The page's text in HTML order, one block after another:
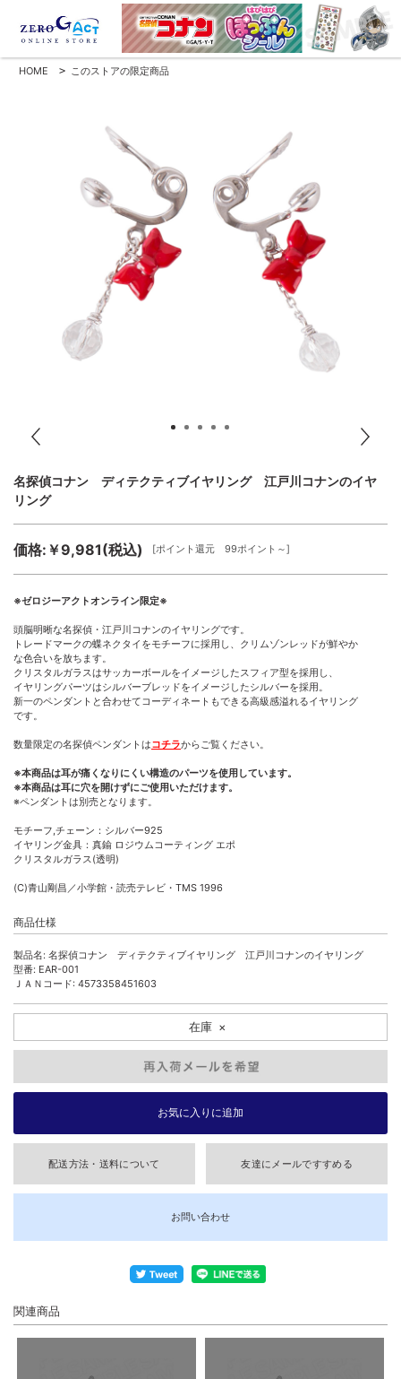
HOME > このストアの限定商品
名探偵コナン ディテクティブイヤリング 江戸川コナンのイヤ
リング
価格:￥9,981(税込) [ポイント還元 99ポイント～]
※ゼロジーアクトオンライン限定※
頭脳明晰な名探偵・江戸川コナンのイヤリングです。
トレードマークの蝶ネクタイをモチーフに採用し、クリムゾンレッドが鮮やか
な色合いを放ちます。
クリスタルガラスはサッカーボールをイメージしたスフィア型を採用し、
イヤリングパーツはシルバーブレッドをイメージしたシルバーを採用。
新一のペンダントと合わせてコーディネートもできる高級感溢れるイヤリング
です。
数量限定の名探偵ペンダントはコチラからご覧ください。
※本商品は耳が痛くなりにくい構造のパーツを使用しています。
※本商品は耳に穴を開けずにご使用いただけます。
※ペンダントは別売となります。
モチーフ,チェーン：シルバー925
イヤリング金具：真鍮 ロジウムコーティング エポ
クリスタルガラス(透明)
(C)青山剛昌／小学館・読売テレビ・TMS 1996
商品仕様
製品名: 名探偵コナン ディテクティブイヤリング 江戸川コナンのイヤリング
型番: EAR-001
ＪＡＮコード: 4573358451603
在庫 ×
配送方法・送料について 友達にメールですすめる
お問い合わせ
関連商品